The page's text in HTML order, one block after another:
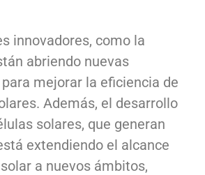
innovadores, como la
abriendo nuevas
mejorar la eficiencia de
Además, el desarrollo
solares, que generan
extendiendo el alcance
a nuevos ámbitos,